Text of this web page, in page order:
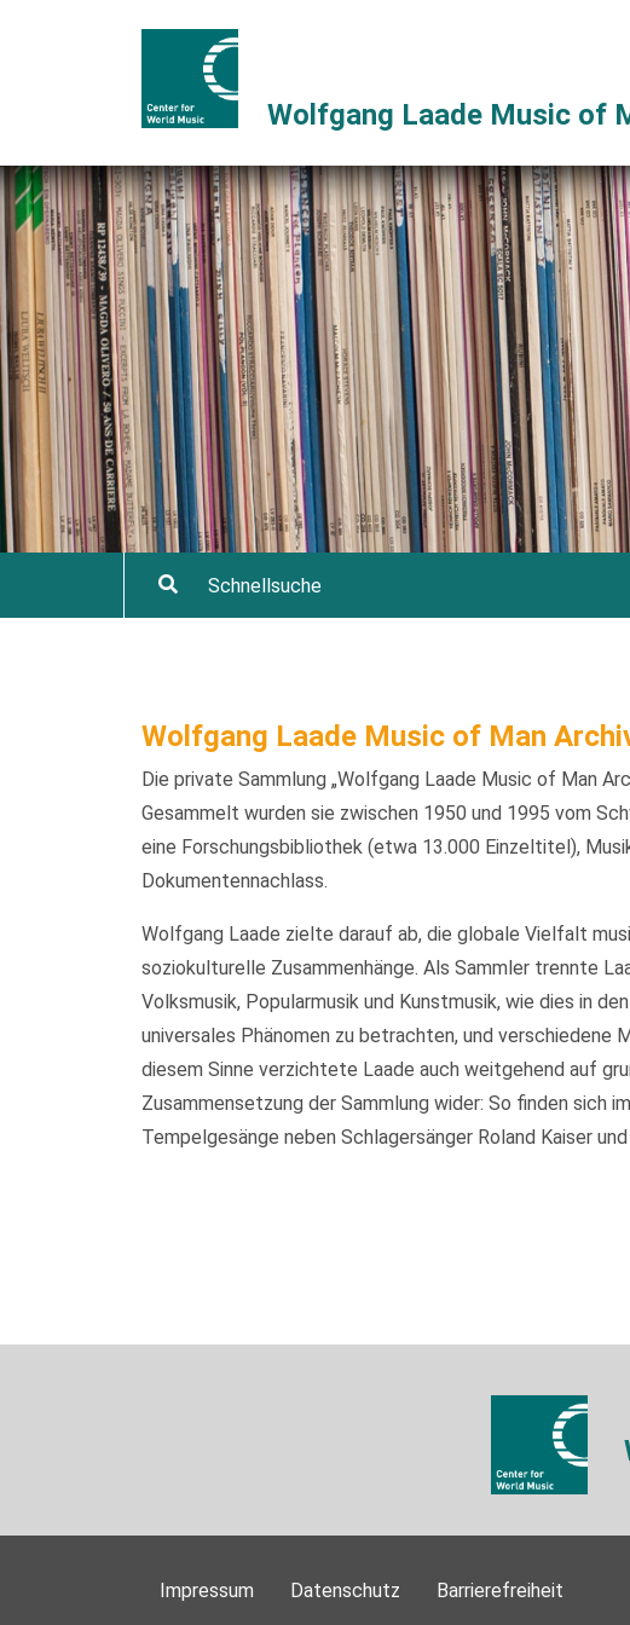
Wolfgang Laade Music of
Wolfgang Laade Music of Man
Die private Sammlung „Wolfgang Laade Music of Man
Gesammelt wurden sie zwischen 1950 und 1995 vom
eine Forschungsbibliothek (etwa 13.000 Einzeltitel),
Dokumentennachlass.
Wolfgang Laade zielte darauf ab, die globale Vielfalt
soziokulturelle Zusammenhänge. Als Sammler trennte
Volksmusik, Popularmusik und Kunstmusik, wie dies in
universales Phänomen zu betrachten, und verschiedene
diesem Sinne verzichtete Laade auch weitgehend auf
Zusammensetzung der Sammlung wider: So finden sich
Tempelgesänge neben Schlagersänger Roland Kaiser
Impressum Datenschutz Barrierefreiheit